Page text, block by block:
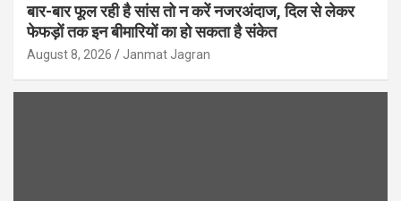
बार-बार फूल रही है सांस तो न करें नजरअंदाज, दिल से लेकर
फेफड़ों तक इन बीमारियों का हो सकता है संकेत
August 8, 2026 Janmat Jagran